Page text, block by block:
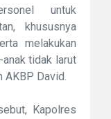
untuk
khususnya
melakukan
tidak larut
AKBP David.
Kapolres